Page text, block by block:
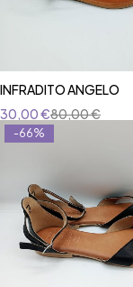
INFRADITO ANGELO
80,00€
30,00€
-66%